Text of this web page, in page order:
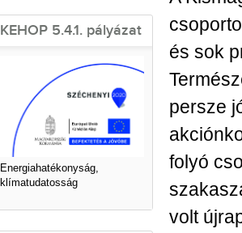
KEHOP 5.4.1. pályázat
Energiahatékonyság,
klímatudatosság
és sok
persze
folyó
volt